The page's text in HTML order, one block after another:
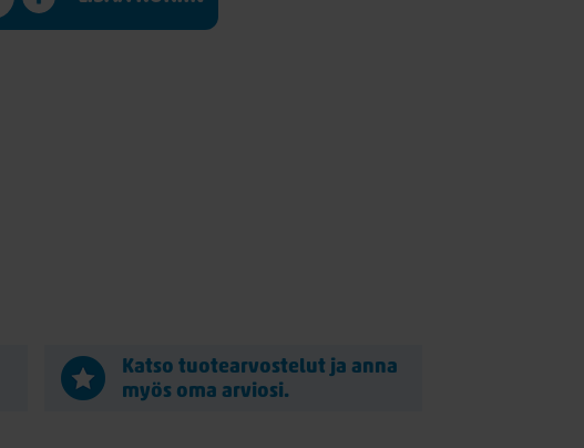
Katso tuotearvostelut ja anna
myös oma arviosi.